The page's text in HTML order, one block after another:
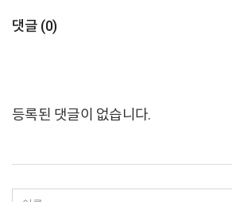
댓글 (0)
등록된 댓글이 없습니다.